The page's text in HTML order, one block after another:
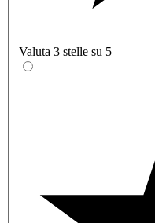
Valuta 3 stelle su 5